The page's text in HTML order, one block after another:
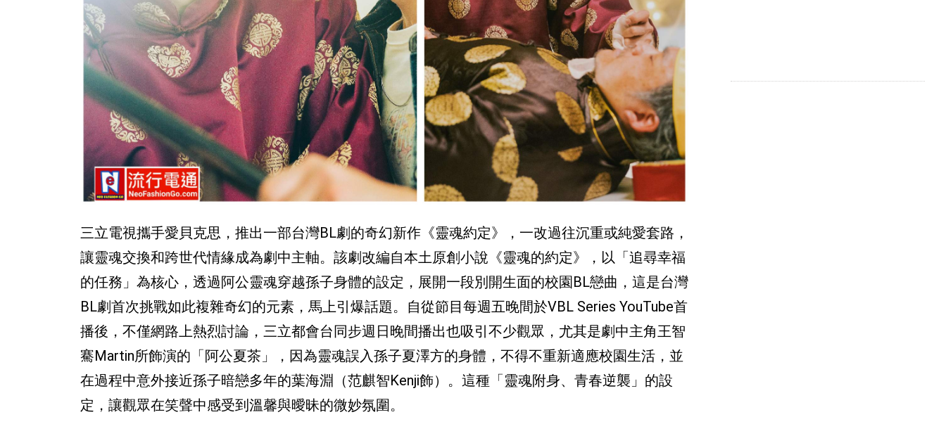
三立電視攜手愛貝克思，推出一部台灣BL劇的奇幻新作《靈魂約定》，一改過往沉重或純愛套路，
讓靈魂交換和跨世代情緣成為劇中主軸。該劇改編自本土原創小說《靈魂的約定》，以「追尋幸福
的任務」為核心，透過阿公靈魂穿越孫子身體的設定，展開一段別開生面的校園BL戀曲，這是台灣
BL劇首次挑戰如此複雜奇幻的元素，馬上引爆話題。自從節目每週五晚間於VBL Series YouTube首
播後，不僅網路上熱烈討論，三立都會台同步週日晚間播出也吸引不少觀眾，尤其是劇中主角王智
騫Martin所飾演的「阿公夏茶」，因為靈魂誤入孫子夏澤方的身體，不得不重新適應校園生活，並
在過程中意外接近孫子暗戀多年的葉海淵（范麒智Kenji飾）。這種「靈魂附身、青春逆襲」的設
定，讓觀眾在笑聲中感受到溫馨與曖昧的微妙氛圍。